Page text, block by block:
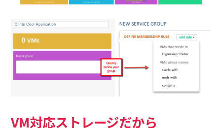
VM対応ストレージだから